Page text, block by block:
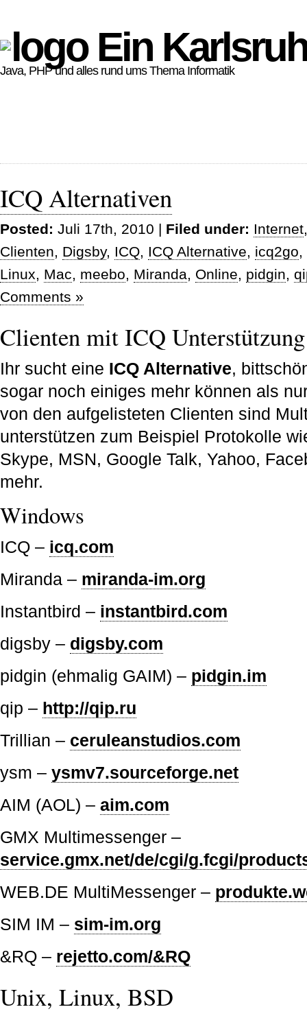
Ein
Java, PHP und alles rund ums Thema Informatik
ICQ Alternativen
Posted: Juli 17th, 2010 | Filed under: Internet
Clienten, Digsby, ICQ, ICQ Alternative, icq2go,
Linux, Mac, meebo, Miranda, Online, pidgin,
Comments »
Clienten mit ICQ
Ihr sucht eine ICQ Alternative,
sogar noch einiges mehr können als
von den aufgelisteten Clienten sind
unterstützen zum Beispiel Protokolle
Skype, MSN, Google Talk, Yahoo,
mehr.
Windows
ICQ – icq.com
Miranda – miranda-im.org
Instantbird – instantbird.com
digsby – digsby.com
pidgin (ehmalig GAIM) – pidgin.im
qip – http://qip.ru
Trillian – ceruleanstudios.com
ysm – ysmv7.sourceforge.net
AIM (AOL) – aim.com
GMX Multimessenger –
service.gmx.net/de/cgi/g.fcgi/
WEB.DE MultiMessenger –
SIM IM – sim-im.org
&RQ – rejetto.com/&RQ
Unix, Linux, BSD